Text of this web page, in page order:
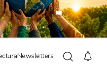
Newsletters